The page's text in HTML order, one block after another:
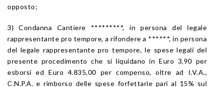
opposto;
3) Condanna Cantiere *********, in persona del legale
rappresentante pro tempore, a rifondere a ******, in persona
del legale rappresentante pro tempore, le spese legali del
presente procedimento che si liquidano in Euro 3,90 per
esborsi ed Euro 4.835,00 per compenso, oltre ad I.V.A.,
C.N.P.A. e rimborso delle spese forfettarie pari al 15% sul